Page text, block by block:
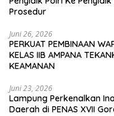
Prosedur
Juni 26, 2026
PERKUAT PEMBINAAN
KELAS IIB AMPANA
KEAMANAN
Juni 23, 2026
Lampung Perkenalkan
Daerah di PENAS XVII